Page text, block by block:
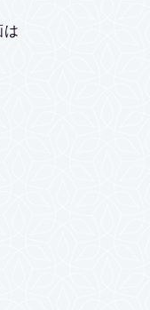
は